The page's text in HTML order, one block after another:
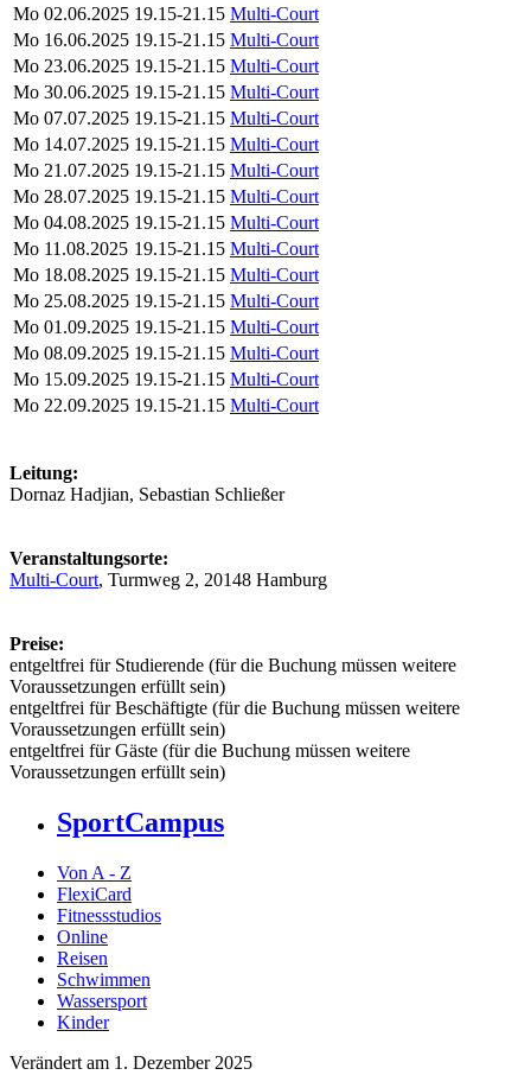
Mo 02.06.2025 19.15-21.15 Multi-Court
Mo 16.06.2025 19.15-21.15 Multi-Court
Mo 23.06.2025 19.15-21.15 Multi-Court
Mo 30.06.2025 19.15-21.15 Multi-Court
Mo 07.07.2025 19.15-21.15 Multi-Court
Mo 14.07.2025 19.15-21.15 Multi-Court
Mo 21.07.2025 19.15-21.15 Multi-Court
Mo 28.07.2025 19.15-21.15 Multi-Court
Mo 04.08.2025 19.15-21.15 Multi-Court
Mo 11.08.2025 19.15-21.15 Multi-Court
Mo 18.08.2025 19.15-21.15 Multi-Court
Mo 25.08.2025 19.15-21.15 Multi-Court
Mo 01.09.2025 19.15-21.15 Multi-Court
Mo 08.09.2025 19.15-21.15 Multi-Court
Mo 15.09.2025 19.15-21.15 Multi-Court
Mo 22.09.2025 19.15-21.15 Multi-Court
Leitung:
Dornaz Hadjian, Sebastian Schließer
Veranstaltungsorte:
Multi-Court, Turmweg 2, 20148 Hamburg
Preise:
entgeltfrei für Studierende (für die Buchung müssen weitere
Voraussetzungen erfüllt sein)
entgeltfrei für Beschäftigte (für die Buchung müssen weitere
Voraussetzungen erfüllt sein)
entgeltfrei für Gäste (für die Buchung müssen weitere
Voraussetzungen erfüllt sein)
SportCampus
Von A - Z
FlexiCard
Fitnessstudios
Online
Reisen
Schwimmen
Wassersport
Kinder
Verändert am 1. Dezember 2025